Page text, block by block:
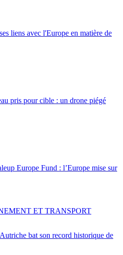
liens avec l'Europe en matière de
pris pour cible : un drone piégé
Europe Fund : l’Europe mise sur
bat son record historique de
ET TRANSPORT